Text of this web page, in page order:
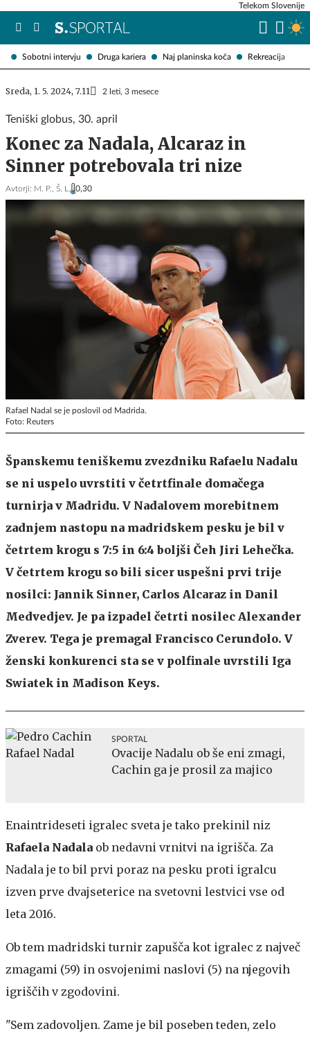
Sobotni intervju Druga kariera Naj planinska koča Rekreacija
Telekom Slovenije
Sreda, 1. 5. 2024, 7.11 2 leti, 3 mesece
Teniški globus, 30. april
Konec za Nadala, Alcaraz in
Sinner potrebovala tri nize
Avtorji: M. P., Š. L. 0,30
Rafael Nadal se je poslovil od Madrida.
Foto: Reuters
Španskemu teniškemu zvezdniku Rafaelu Nadalu
se ni uspelo uvrstiti v četrtfinale domačega
turnirja v Madridu. V Nadalovem morebitnem
zadnjem nastopu na madridskem pesku je bil v
četrtem krogu s 7:5 in 6:4 boljši Čeh Jiri Lehečka.
V četrtem krogu so bili sicer uspešni prvi trije
nosilci: Jannik Sinner, Carlos Alcaraz in Danil
Medvedjev. Je pa izpadel četrti nosilec Alexander
Zverev. Tega je premagal Francisco Cerundolo. V
ženski konkurenci sta se v polfinale uvrstili Iga
Swiatek in Madison Keys.
SPORTAL
Ovacije Nadalu ob še eni zmagi,
Cachin ga je prosil za majico
Enaintrideseti igralec sveta je tako prekinil niz
Rafaela Nadala ob nedavni vrnitvi na igrišča. Za
Nadala je to bil prvi poraz na pesku proti igralcu
izven prve dvajseterice na svetovni lestvici vse od
leta 2016.
Ob tem madridski turnir zapušča kot igralec z največ
zmagami (59) in osvojenimi naslovi (5) na njegovih
igriščih v zgodovini.
"Sem zadovoljen. Zame je bil poseben teden, zelo